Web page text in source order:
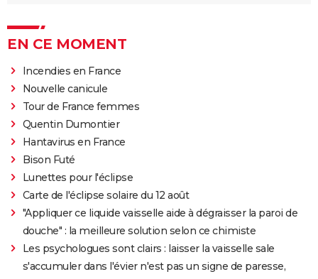
EN CE MOMENT
Incendies en France
Nouvelle canicule
Tour de France femmes
Quentin Dumontier
Hantavirus en France
Bison Futé
Lunettes pour l'éclipse
Carte de l'éclipse solaire du 12 août
"Appliquer ce liquide vaisselle aide à dégraisser la paroi de
douche" : la meilleure solution selon ce chimiste
Les psychologues sont clairs : laisser la vaisselle sale
s'accumuler dans l'évier n'est pas un signe de paresse,